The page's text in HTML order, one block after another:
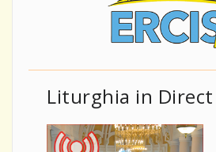
Liturghia in Direct